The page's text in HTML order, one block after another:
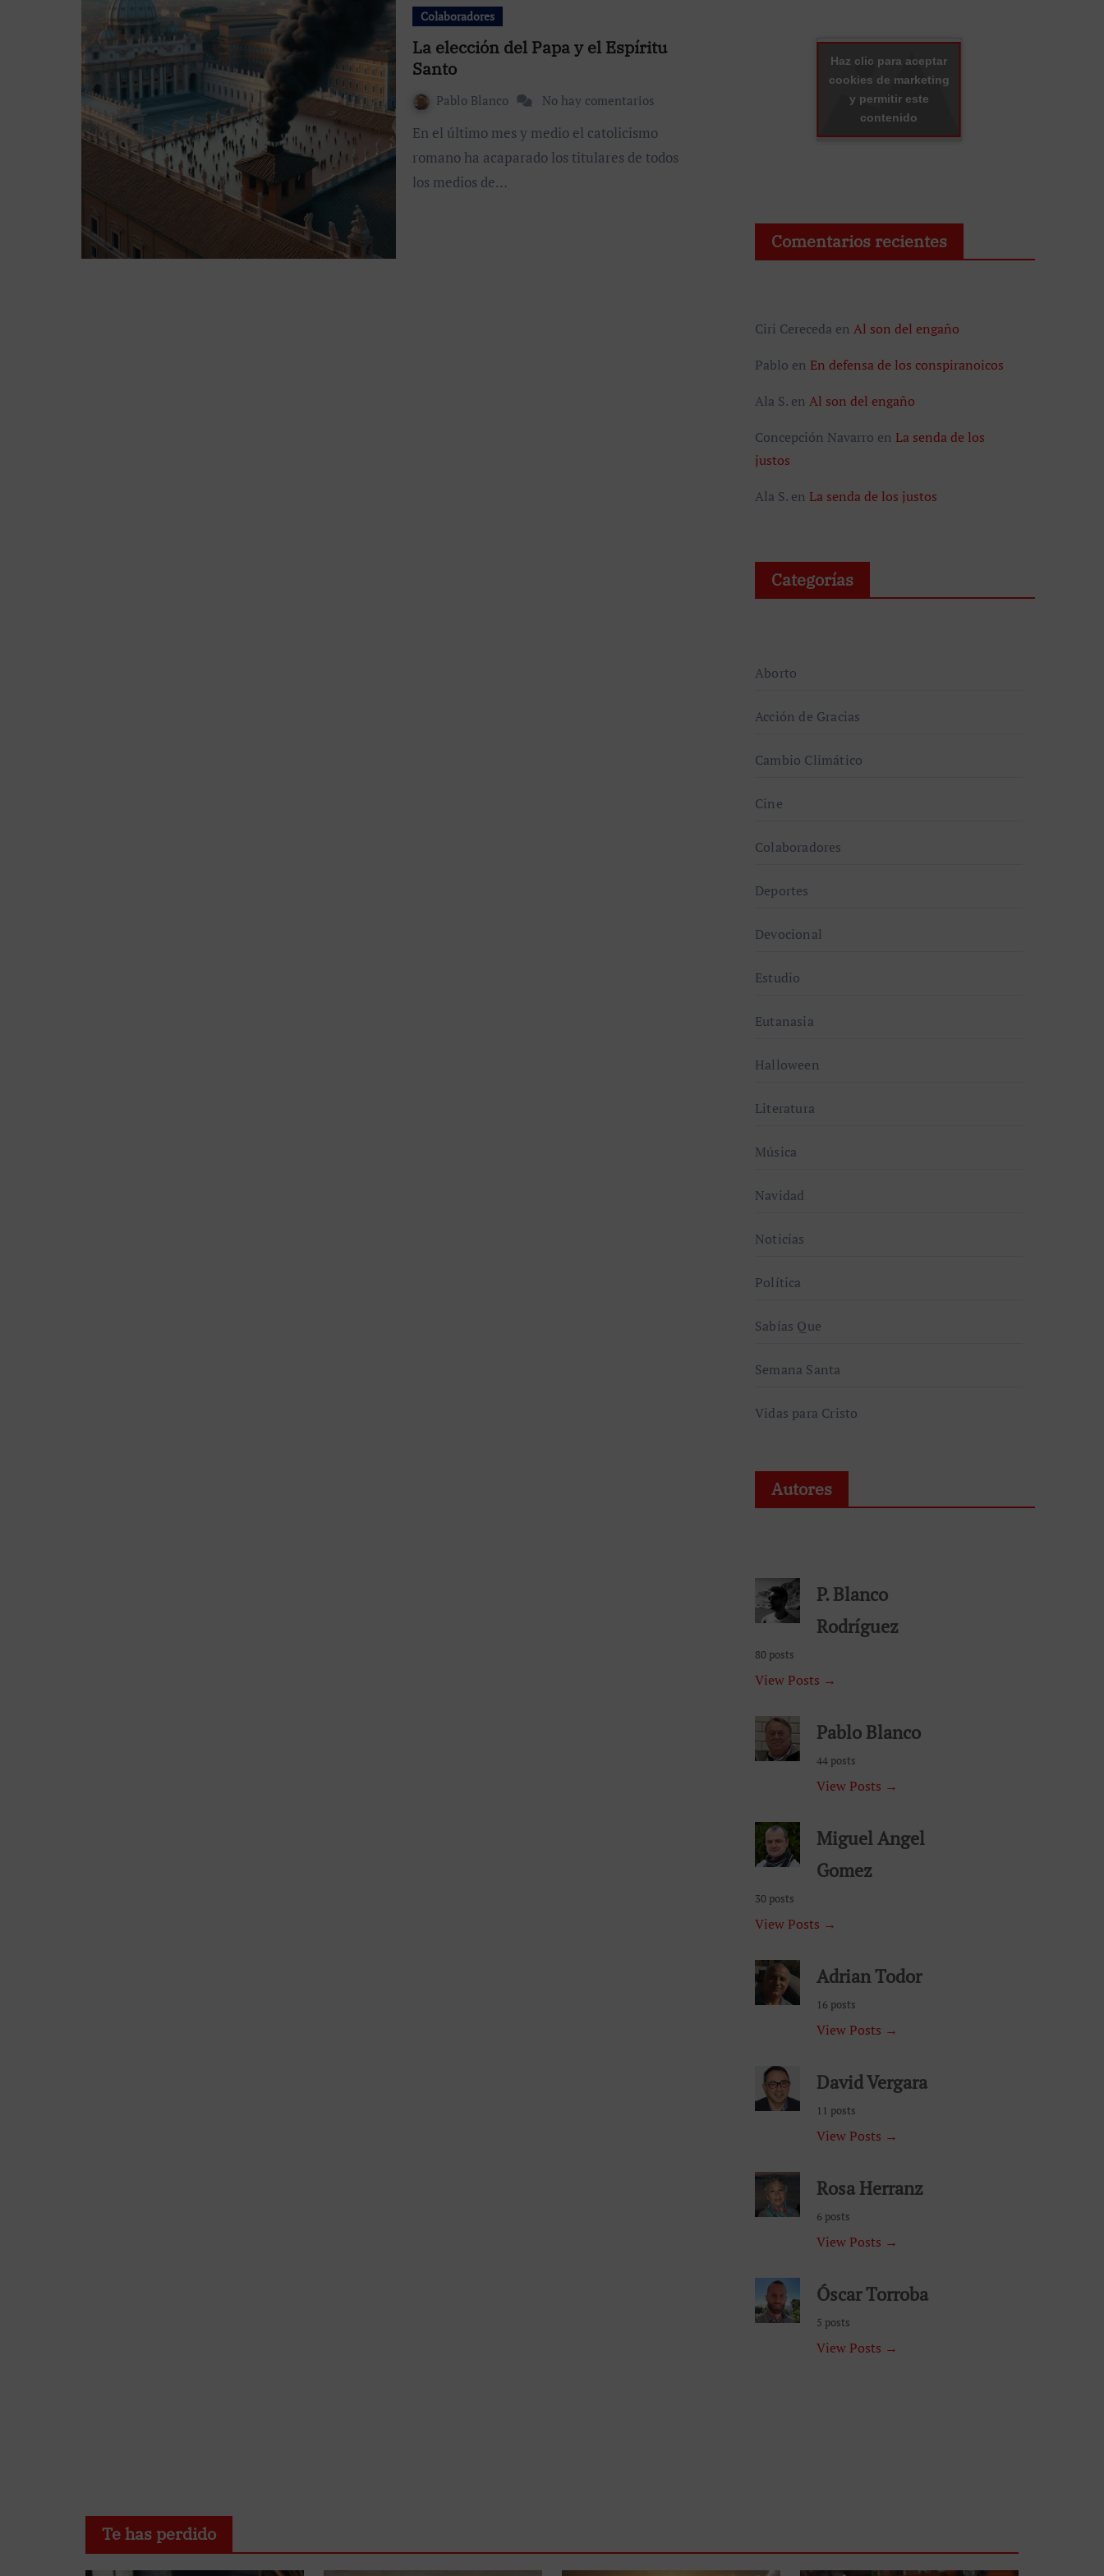
Colaboradores
La elección del Papa y el Espíritu
Santo
Pablo Blanco No hay comentarios
En el último mes y medio el catolicismo
romano ha acaparado los titulares de todos
los medios de…
Haz clic para aceptar
cookies de marketing
y permitir este
contenido
Comentarios recientes
Ciri Cereceda en Al son del engaño
Pablo en En defensa de los conspiranoicos
Ala S. en Al son del engaño
Concepción Navarro en La senda de los
justos
Ala S. en La senda de los justos
Categorías
Aborto
Acción de Gracias
Cambio Climático
Cine
Colaboradores
Deportes
Devocional
Estudio
Eutanasia
Halloween
Literatura
Música
Navidad
Noticias
Política
Sabías Que
Semana Santa
Vidas para Cristo
Autores
P. Blanco
Rodríguez
80 posts
View Posts →
Pablo Blanco
44 posts
View Posts →
Miguel Angel
Gomez
30 posts
View Posts →
Adrian Todor
16 posts
View Posts →
David Vergara
11 posts
View Posts →
Rosa Herranz
6 posts
View Posts →
Óscar Torroba
5 posts
View Posts →
Te has perdido